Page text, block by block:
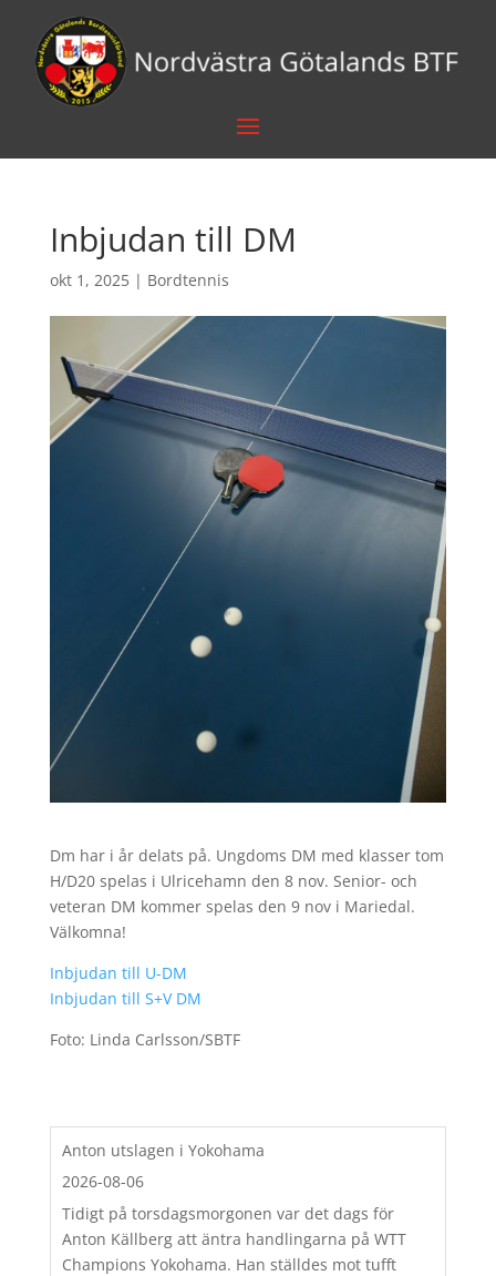
Inbjudan till DM
okt 1, 2025| Bordtennis
Dm har i år delats på. Ungdoms DM med klasser tom
H/D20 spelas i Ulricehamn den 8 nov. Senior- och
veteran DM kommer spelas den 9 nov i Mariedal.
Välkomna!
Inbjudan till U-DM
Inbjudan till S+V DM
Foto: Linda Carlsson/SBTF
Anton utslagen i Yokohama
2026-08-06
Tidigt på torsdagsmorgonen var det dags för
Anton Källberg att äntra handlingarna på WTT
Champions Yokohama. Han ställdes mot tufft